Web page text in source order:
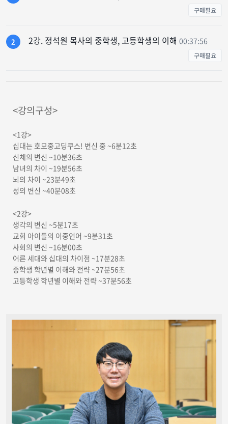
구매필요
2 2강. 정석원 목사의 중학생, 고등학생의 이해 00:37:56
구매필요
<강의구성>
<1강>
십대는 호모중고딩쿠스! 변신 중 ~6분12초
신체의 변신 ~10분36초
남녀의 차이 ~19분56초
뇌의 차이 ~23분49초
성의 변신 ~40분08초
<2강>
생각의 변신 ~5분17초
교회 아이들의 이중언어 ~9분31초
사회의 변신 ~16분00초
어른 세대와 십대의 차이점 ~17분28초
중학생 학년별 이해와 전략 ~27분56초
고등학생 학년별 이해와 전략 ~37분56초